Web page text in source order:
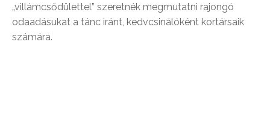
„villámcsődülettel” szeretnék megmutatni rajongó
odaadásukat a tánc iránt, kedvcsinálóként kortársaik
számára.